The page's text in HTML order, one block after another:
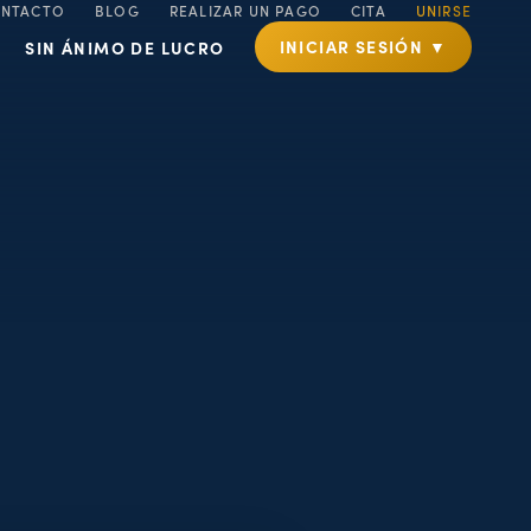
BLOG REALIZAR UN PAGO CITA UNIRSE
SIN ÁNIMO DE LUCRO INICIAR SESIÓN ▼